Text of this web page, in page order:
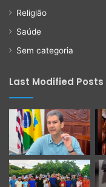
Religião
Saúde
Sem categoria
Last Modified Posts